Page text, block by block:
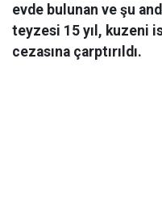
evde bulunan ve şu
teyzesi 15 yıl, kuzeni
cezasına çarptırıldı.